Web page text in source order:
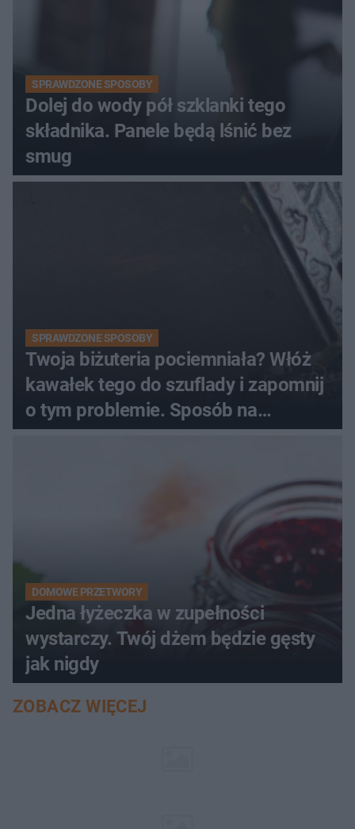
SPRAWDZONE SPOSOBY
Dolej do wody pół szklanki tego
składnika. Panele będą lśnić bez
smug
SPRAWDZONE SPOSOBY
Twoja biżuteria pociemniała? Włóż
kawałek tego do szuflady i zapomnij
o tym problemie. Sposób na
pociemniałą biżuterię
DOMOWE PRZETWORY
Jedna łyżeczka w zupełności
wystarczy. Twój dżem będzie gęsty
jak nigdy
ZOBACZ WIĘCEJ